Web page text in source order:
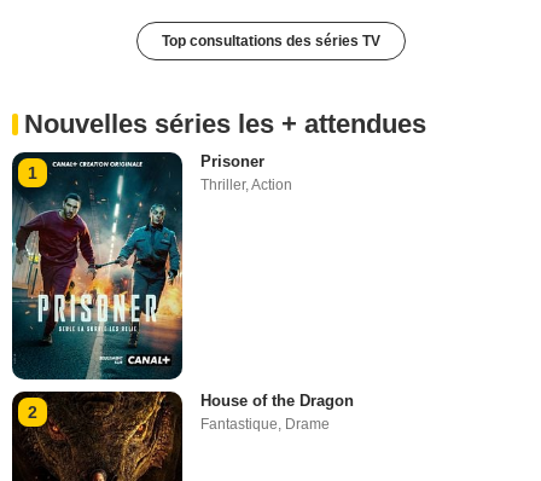
Top consultations des séries TV
Nouvelles séries les + attendues
1
Prisoner
Thriller,Action
2
House of the Dragon
Fantastique, Drame